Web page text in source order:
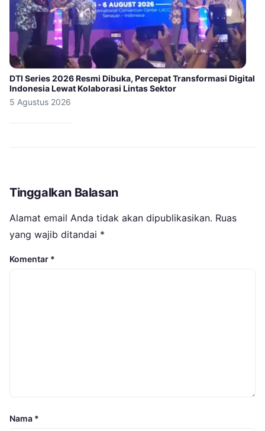
DTI Series 2026 Resmi Dibuka, Percepat Transformasi Digital
Indonesia Lewat Kolaborasi Lintas Sektor
5 Agustus 2026
Tinggalkan Balasan
Alamat email Anda tidak akan dipublikasikan. Ruas
yang wajib ditandai *
Komentar *
Nama *